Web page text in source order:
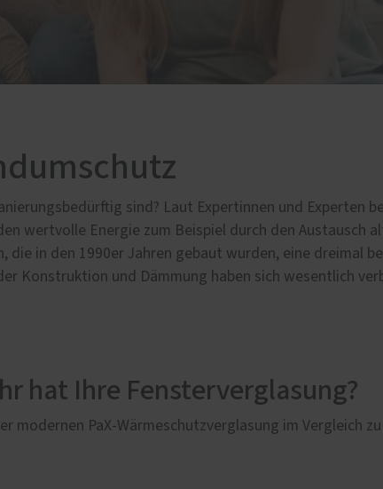
sind? Laut Expertinnen und Experten
wertvolle Energie zum Beispiel durch den Austausch
die in den 1990er Jahren gebaut wurden, eine dreimal
Konstruktion und Dämmung haben sich wesentlich
hat Ihre Fensterverglasung?
modernen PaX-Wärmeschutzverglasung im Vergleich